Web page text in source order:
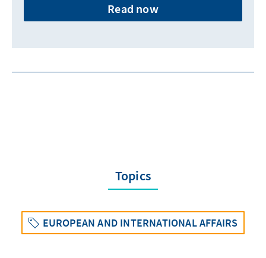
Read now
Topics
EUROPEAN AND INTERNATIONAL AFFAIRS